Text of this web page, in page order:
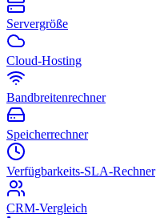
Servergröße
Cloud-Hosting
Bandbreitenrechner
Speicherrechner
Verfügbarkeits-SLA-Rechner
CRM-Vergleich